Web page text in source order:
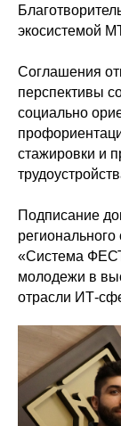
экосистемой
Соглашения
перспективы
социально
стажировки и
Подписание
«Система
молодежи в
отрасли ИТ-